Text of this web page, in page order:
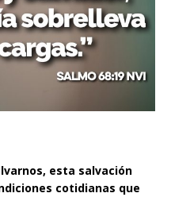
esta salvación
cotidianas que